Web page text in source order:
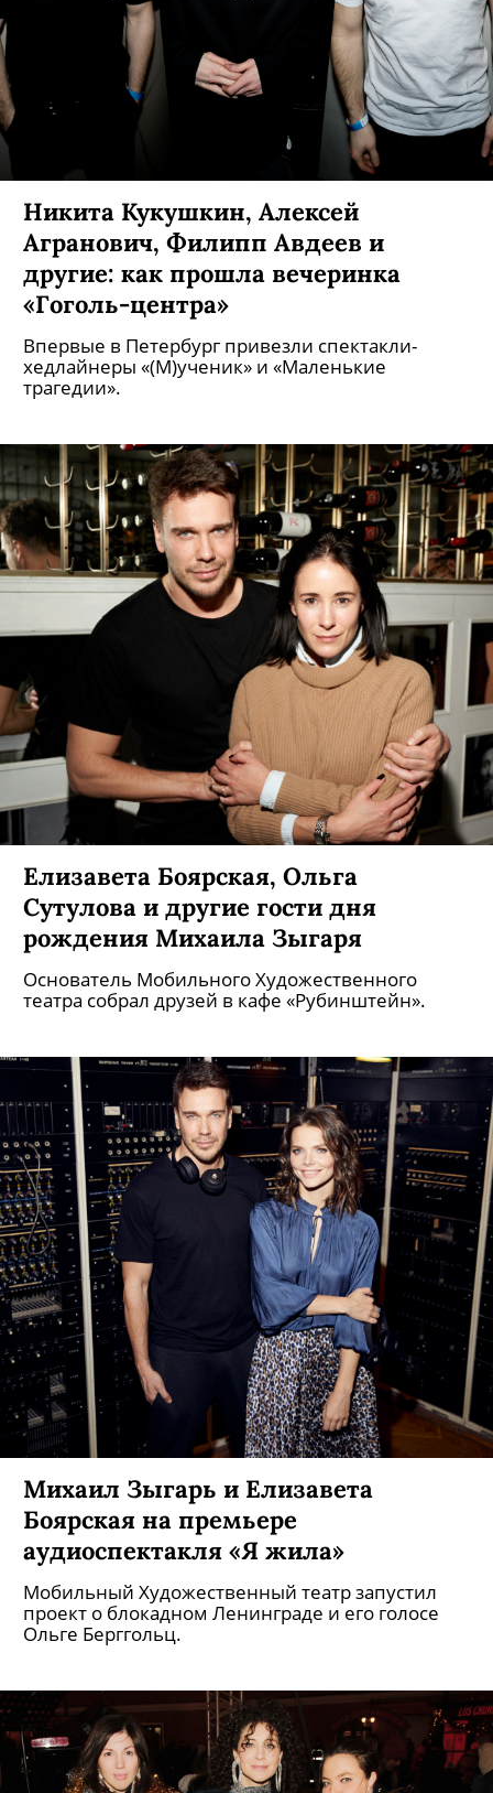
Никита Кукушкин, Алексей
Агранович, Филипп Авдеев и
другие: как прошла вечеринка
«Гоголь-центра»
Впервые в Петербург привезли спектакли-
хедлайнеры «(М)ученик» и «Маленькие
трагедии».
Елизавета Боярская, Ольга
Сутулова и другие гости дня
рождения Михаила Зыгаря
Основатель Мобильного Художественного
театра собрал друзей в кафе «Рубинштейн».
Михаил Зыгарь и Елизавета
Боярская на премьере
аудиоспектакля «Я жила»
Мобильный Художественный театр запустил
проект о блокадном Ленинграде и его голосе
Ольге Берггольц.